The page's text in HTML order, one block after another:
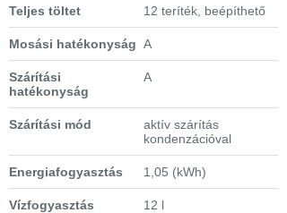
Teljes töltet 12 teríték, beépíthető
Mosási hatékonyság A
Szárítási
hatékonyság
A
Szárítási mód
aktív szárítás
kondenzációval
Energiafogyasztás 1,05 (kWh)
Vízfogyasztás 12 l